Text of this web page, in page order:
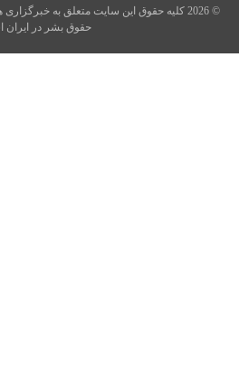
© 2026 کلیه حقوق این سایت متعلق به
حقوق بشر در